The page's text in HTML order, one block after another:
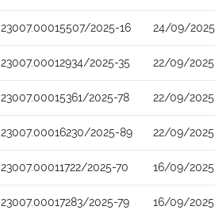
23007.00015507/2025-16 24/09/2025
23007.00012934/2025-35 22/09/2025
23007.00015361/2025-78 22/09/2025
23007.00016230/2025-89 22/09/2025
23007.00011722/2025-70 16/09/2025
23007.00017283/2025-79 16/09/2025